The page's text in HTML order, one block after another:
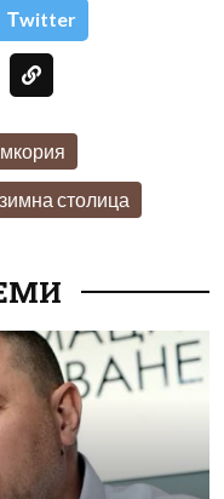
Тwitter
зимна столица